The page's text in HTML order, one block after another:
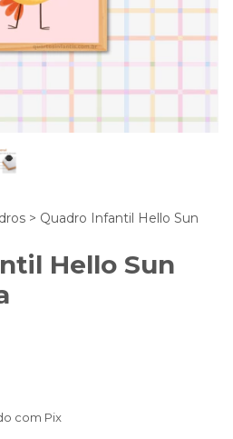
> Quadro Infantil Hello Sun
Hello Sun
com Pix